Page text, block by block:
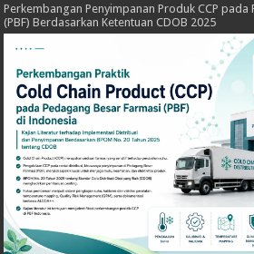
Perkembangan Penyimpanan Produk CCP pada
(PBF) Berdasarkan Ketentuan CDOB 2025